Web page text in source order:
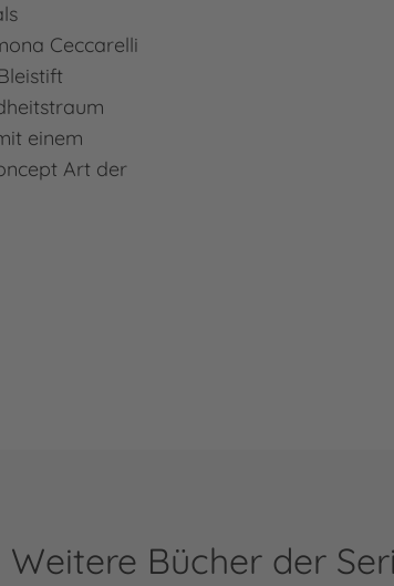
Ceccarelli
einem
Art der
Weitere Bücher der